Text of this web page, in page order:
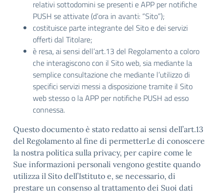
relativi sottodomini se presenti e APP per notifiche
PUSH se attivate (d’ora in avanti: “Sito”);
costituisce parte integrante del Sito e dei servizi
offerti dal Titolare;
è resa, ai sensi dell’art.13 del Regolamento a coloro
che interagiscono con il Sito web, sia mediante la
semplice consultazione che mediante l’utilizzo di
specifici servizi messi a disposizione tramite il Sito
web stesso o la APP per notifiche PUSH ad esso
connessa.
Questo documento è stato redatto ai sensi dell’art.13
del Regolamento al fine di permetterLe di conoscere
la nostra politica sulla privacy, per capire come le
Sue informazioni personali vengono gestite quando
utilizza il Sito dell’Istituto e, se necessario, di
prestare un consenso al trattamento dei Suoi dati